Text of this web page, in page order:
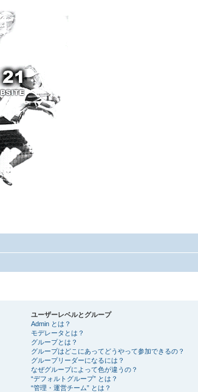
ユーザーレベルとグループ
Admin とは？
モデレータとは？
グループとは？
グループはどこにあってどうやって参加できるの？
グループリーダーになるには？
なぜグループによって色が違うの？
“デフォルトグループ” とは？
“管理・運営チーム” とは？